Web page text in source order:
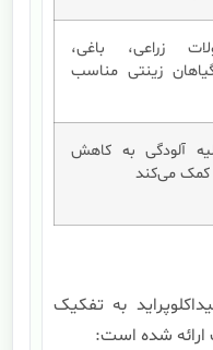
زراعی، باغی،
زینتی مناسب
آلودگی به کاهش
می‌کند
به تفکیک
شده است: